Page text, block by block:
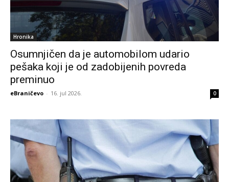
Hronika
Osumnjičen da je automobilom udario
pešaka koji je od zadobijenih povreda
preminuo
eBraničevo - 16. jul 2026. 0